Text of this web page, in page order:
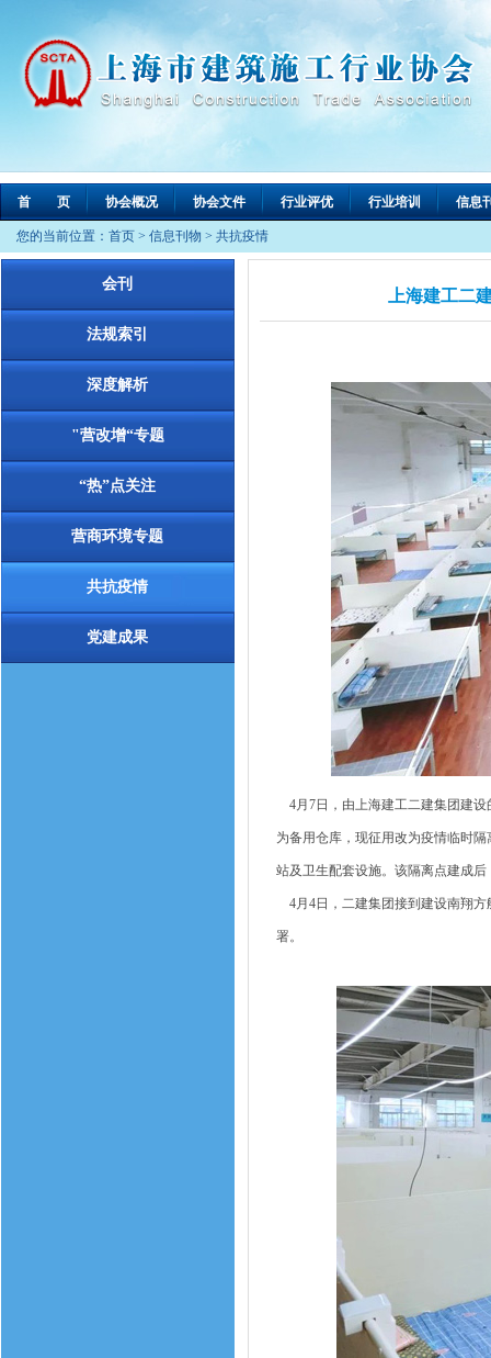
首 页 协会概况 协会文件 行业评优 行业培训 信息
您的当前位置： 首页 > 信息刊物 > 共抗疫情
会刊
法规索引
深度解析
"营改增“专题
“热”点关注
营商环境专题
共抗疫情
党建成果
上海建工二
4月7日，由上海建工二建集团建设
为备用仓库，现征用改为疫情临时
站及卫生配套设施。该隔离点建成
4月4日，二建集团接到建设南翔方
署。